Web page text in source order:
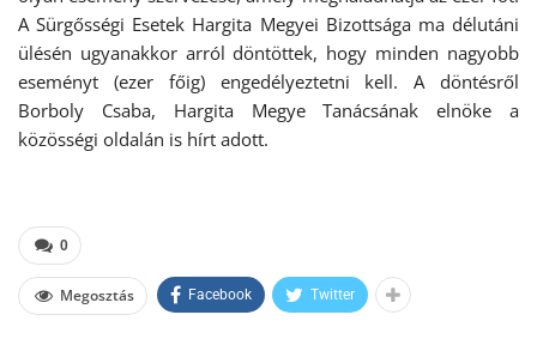
A Sürgősségi Esetek Hargita Megyei Bizottsága ma délutáni
ülésén ugyanakkor arról döntöttek, hogy minden nagyobb
eseményt (ezer főig) engedélyeztetni kell. A döntésről
Borboly Csaba, Hargita Megye Tanácsának elnöke a
közösségi oldalán is hírt adott.
0
Megosztás Facebook Twitter